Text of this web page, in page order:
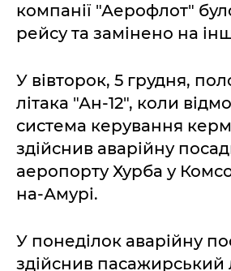
компанії "Аерофлот"
рейсу та замінено на
У вівторок, 5 грудня,
літака "Ан-12", коли
система керування
здійснив аварійну
аеропорту Хурба у
на-Амурі.
У понеділок аварійну
здійснив